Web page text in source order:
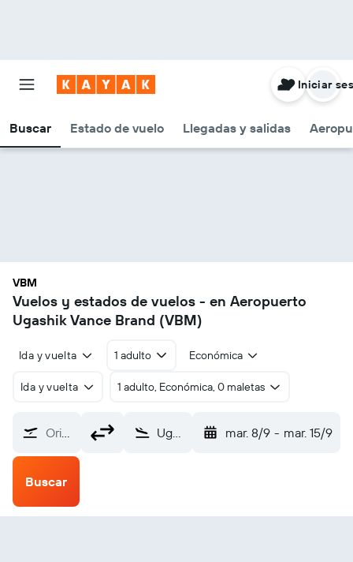
Buscar Estado de vuelo Llegadas y salidas
Iniciar
VBM
Vuelos y estados de vuelos - en Aeropuerto
Ugashik Vance Brand (VBM)
Ida y vuelta 1 adulto Económica
Ida y vuelta 1 adulto, Económica, 0 maletas
Origen Ugashik Vance Brand (VBM) mar. 8/9 - mar. 15/9
Buscar